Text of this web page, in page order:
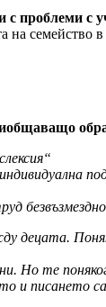
с проблеми с
семейство
Но те
и писането